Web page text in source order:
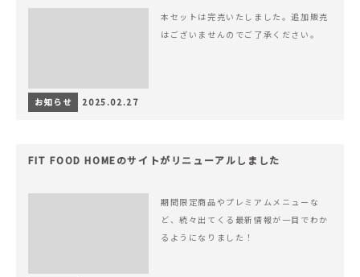
本セットは完売いたしました。追加販売
はございませんのでご了承ください。
お知らせ 2025.02.27
FIT FOOD HOMEのサイトがリニューアルしました
期間限定商品やプレミアムメニューな
ど、続々出てくる最新情報が一目でわか
るようになりました！